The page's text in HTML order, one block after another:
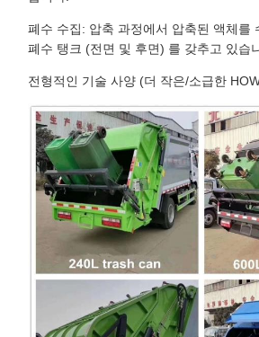
폐수 수집: 압축 과정에서 압축된 액체를
폐수 탱크 (전면 및 후면) 를 갖추고 있습
전형적인 기술 사양 (더 작은/소급한